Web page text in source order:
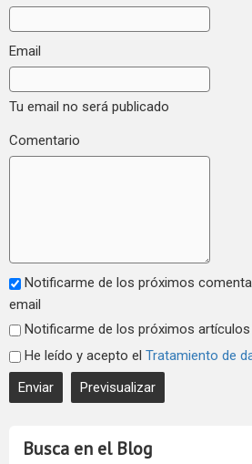
Busca en el Blog
Email
Tu email no será publicado
Comentario
Notificarme de los próximos
email
Notificarme de los próximos
He leído y acepto el Tratamiento de